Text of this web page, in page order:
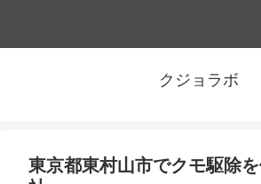
クジョラボ
東京都東村山市でクモ駆除